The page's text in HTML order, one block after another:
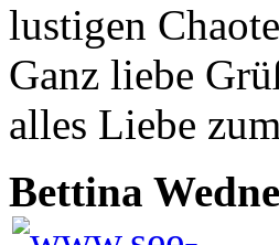
lustigen
Ganz liebe
alles Liebe
Bettina